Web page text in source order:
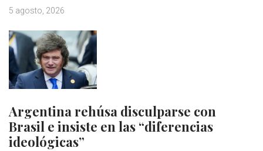
5 agosto, 2026
Argentina rehúsa disculparse con
Brasil e insiste en las “diferencias
ideológicas”